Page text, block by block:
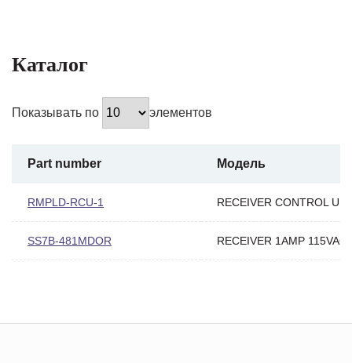
Каталог
Показывать по элементов
Part number Модель
RMPLD-RCU-1 RECEIVER CONTROL
SS7B-481MDOR RECEIVER 1AMP 115VAC